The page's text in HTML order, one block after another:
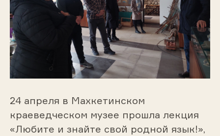
24 апреля в Махкетинском
краеведческом музее прошла лекция
«Любите и знайте свой родной язык!»,